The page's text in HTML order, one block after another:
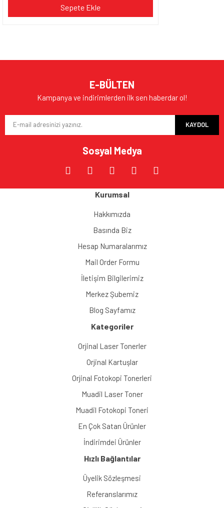
Sepete Ekle
E-BÜLTEN
Kampanya ve indirimlerden ilk sen haberdar ol!
KAYDOL
Sosyal Medya
Kurumsal
Hakkımızda
Basında Biz
Hesap Numaralarımız
Mail Order Formu
İletişim Bilgilerimiz
Merkez Şubemiz
Blog Sayfamız
Kategoriler
Orjinal Laser Tonerler
Orjinal Kartuşlar
Orjinal Fotokopi Tonerleri
Muadil Laser Toner
Muadil Fotokopi Toneri
En Çok Satan Ürünler
İndirimdei Ürünler
Hızlı Bağlantılar
Üyelik Sözleşmesi
Referanslarımız